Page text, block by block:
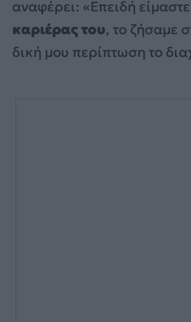
αναφέρει: «Επειδή είμαστε
καριέρας του, το ζήσαμε
δική μου περίπτωση το